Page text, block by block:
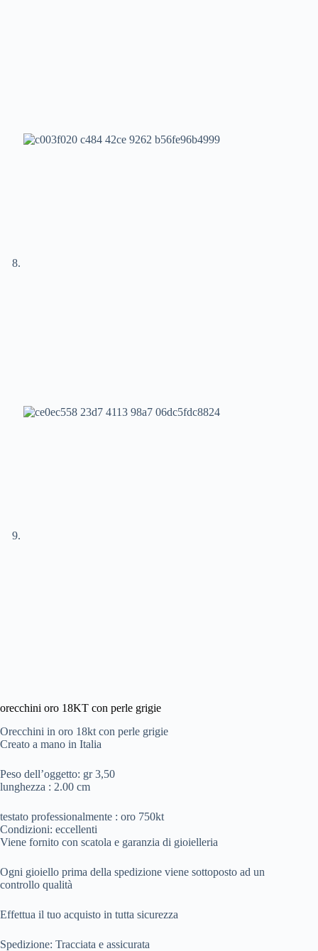
orecchini oro 18KT con perle grigie
Orecchini in oro 18kt con perle grigie
Creato a mano in Italia
Peso dell’oggetto: gr 3,50
lunghezza : 2.00 cm
testato professionalmente : oro 750kt
Condizioni: eccellenti
Viene fornito con scatola e garanzia di gioielleria
Ogni gioiello prima della spedizione viene sottoposto ad un
controllo qualità
Effettua il tuo acquisto in tutta sicurezza
Spedizione: Tracciata e assicurata